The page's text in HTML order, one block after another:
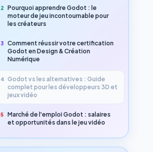
2
Pourquoi apprendre Godot : le
moteur de jeu incontournable pour
les créateurs
3
Comment réussir votre certification
Godot en Design & Création
Numérique
4 Godot vs les alternatives : Guide
complet pour les développeurs 3D et
jeux vidéo
5
Marché de l'emploi Godot : salaires
et opportunités dans le jeu vidéo